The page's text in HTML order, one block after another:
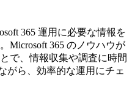
365 運用に必要な情報を
Microsoft 365 のノウハウが
で、情報収集や調査に時間
がら、効率的な運用にチェ